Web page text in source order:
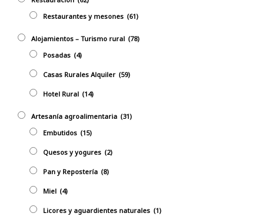
Restaurantes y mesones (61)
Alojamientos – Turismo rural (78)
Posadas (4)
Casas Rurales Alquiler (59)
Hotel Rural (14)
Artesanía agroalimentaria (31)
Embutidos (15)
Quesos y yogures (2)
Pan y Repostería (8)
Miel (4)
Licores y aguardientes naturales (1)